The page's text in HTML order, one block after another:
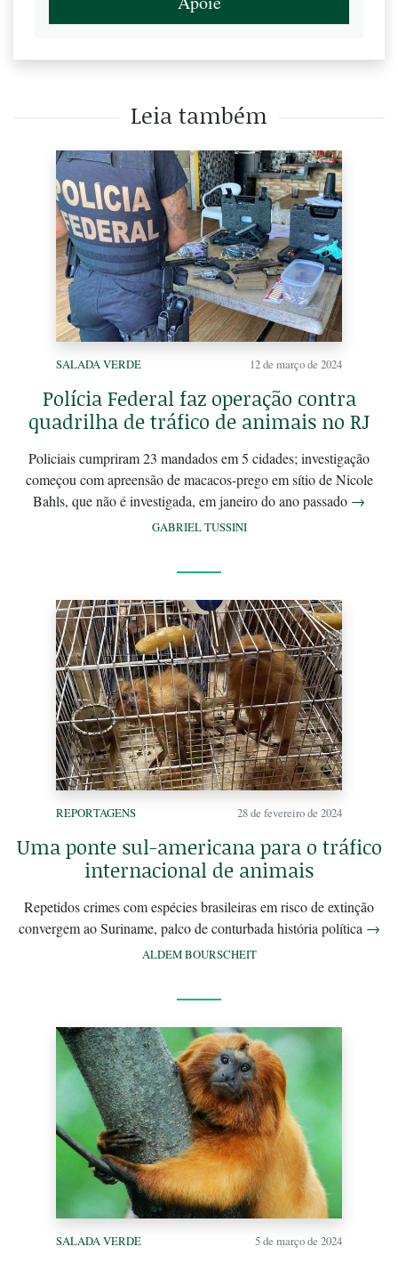
Leia também
SALADA VERDE 12 de março de 2024
Polícia Federal faz operação contra
quadrilha de tráfico de animais no RJ
Policiais cumpriram 23 mandados em 5 cidades; investigação
começou com apreensão de macacos-prego em sítio de Nicole
Bahls, que não é investigada, em janeiro do ano passado →
GABRIEL TUSSINI
REPORTAGENS 28 de fevereiro de 2024
Uma ponte sul-americana para o tráfico
internacional de animais
Repetidos crimes com espécies brasileiras em risco de extinção
convergem ao Suriname, palco de conturbada história política →
ALDEM BOURSCHEIT
SALADA VERDE 5 de março de 2024